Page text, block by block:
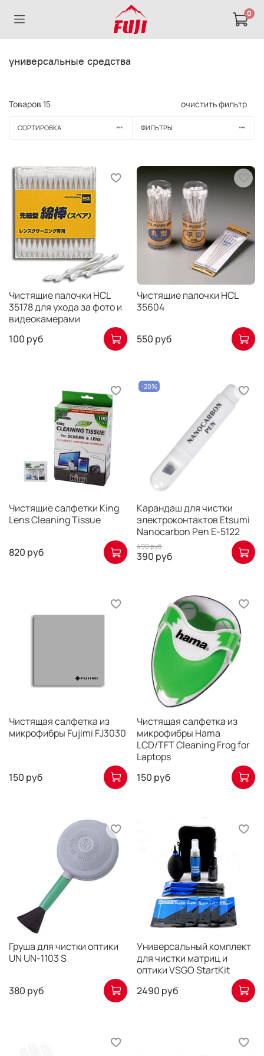
0
универсальные средства
Товаров 15 очистить фильтр
СОРТИРОВКА ФИЛЬТРЫ
Чистящие палочки HCL
35178 для ухода за фото и
видеокамерами
100 руб
Чистящие палочки HCL
35604
550 руб
Чистящие салфетки King
Lens Cleaning Tissue
820 руб
-20%
Карандаш для чистки
электроконтактов Etsumi
Nanocarbon Pen E-5122
490 руб
390 руб
Чистящая салфетка из
микрофибры Fujimi FJ3030
150 руб
Чистящая салфетка из
микрофибры Hama
LCD/TFT Cleaning Frog for
Laptops
150 руб
Груша для чистки оптики
UN UN-1103 S
380 руб
Универсальный комплект
для чистки матриц и
оптики VSGO StartKit
2490 руб